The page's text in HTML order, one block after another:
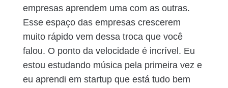
empresas aprendem uma com as outras.
Esse espaço das empresas crescerem
muito rápido vem dessa troca que você
falou. O ponto da velocidade é incrível. Eu
estou estudando música pela primeira vez e
eu aprendi em startup que está tudo bem